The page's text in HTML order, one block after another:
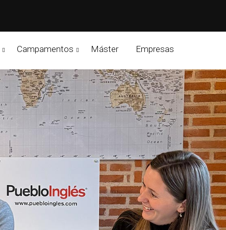
Campamentos Máster Empresas